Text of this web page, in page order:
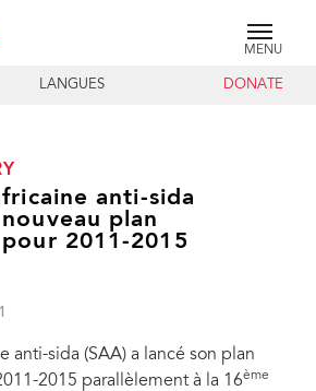
MENU
LANGUES DONATE
anti-sida
plan
2011-2015
anti-sida (SAA) a lancé son plan
2015 parallèlement à la 16ème